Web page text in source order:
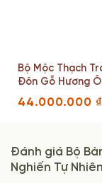
Bộ Mộc Thạch
Đôn Gỗ Hương
Liền Khối
44.000.000 ₫
Đánh giá Bộ
Nghiến Tự